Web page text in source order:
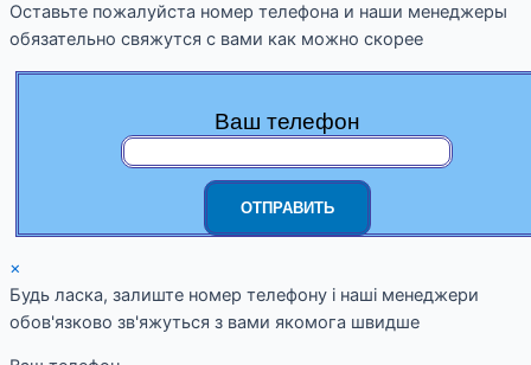
Оставьте пожалуйста номер телефона и наши менеджеры
обязательно свяжутся с вами как можно скорее
Ваш телефон
×
Будь ласка, залиште номер телефону і наші менеджери
обов'язково зв'яжуться з вами якомога швидше